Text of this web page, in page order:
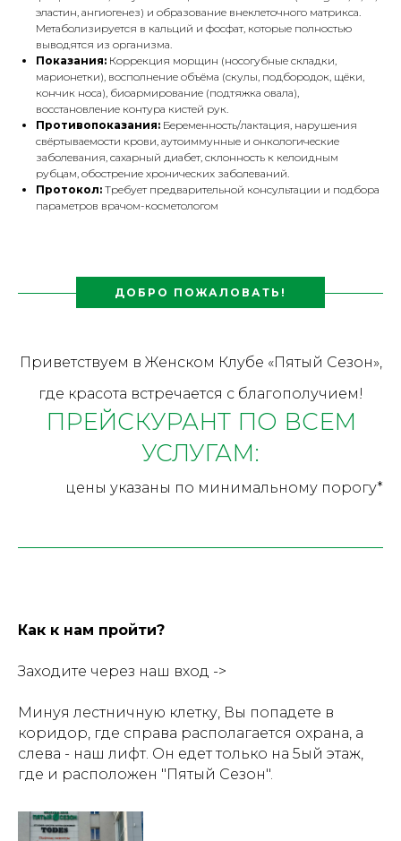
эластин, ангиогенез) и образование внеклеточного матрикса.
Метаболизируется в кальций и фосфат, которые полностью
выводятся из организма.
Показания: Коррекция морщин (носогубные складки,
марионетки), восполнение объёма (скулы, подбородок, щёки,
кончик носа), биоармирование (подтяжка овала),
восстановление контура кистей рук.
Противопоказания: Беременность/лактация, нарушения
свёртываемости крови, аутоиммунные и онкологические
заболевания, сахарный диабет, склонность к келоидным
рубцам, обострение хронических заболеваний.
Протокол: Требует предварительной консультации и подбора
параметров врачом-косметологом
ДОБРО ПОЖАЛОВАТЬ!
Приветствуем в Женском Клубе «Пятый Сезон»,
где красота встречается с благополучием!
ПРЕЙСКУРАНТ ПО ВСЕМ
УСЛУГАМ:
цены указаны по минимальному порогу*
Как к нам пройти?
Заходите через наш вход ->
Минуя лестничную клетку, Вы попадете в
коридор, где справа располагается охрана, а
слева - наш лифт. Он едет только на 5ый этаж,
где и расположен "Пятый Сезон".